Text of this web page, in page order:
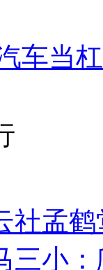
车当
社孟
三小